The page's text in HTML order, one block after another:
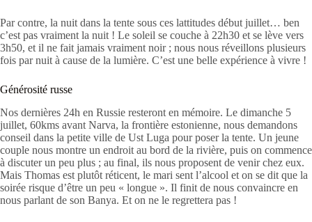
Par contre, la nuit dans la tente sous ces lattitudes début juillet… ben
c’est pas vraiment la nuit ! Le soleil se couche à 22h30 et se lève vers
3h50, et il ne fait jamais vraiment noir ; nous nous réveillons plusieurs
fois par nuit à cause de la lumière. C’est une belle expérience à vivre !
Générosité russe
Nos dernières 24h en Russie resteront en mémoire. Le dimanche 5
juillet, 60kms avant Narva, la frontière estonienne, nous demandons
conseil dans la petite ville de Ust Luga pour poser la tente. Un jeune
couple nous montre un endroit au bord de la rivière, puis on commence
à discuter un peu plus ; au final, ils nous proposent de venir chez eux.
Mais Thomas est plutôt réticent, le mari sent l’alcool et on se dit que la
soirée risque d’être un peu « longue ». Il finit de nous convaincre en
nous parlant de son Banya. Et on ne le regrettera pas !